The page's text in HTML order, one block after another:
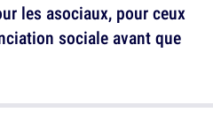
les asociaux, pour ceux
sociale avant que